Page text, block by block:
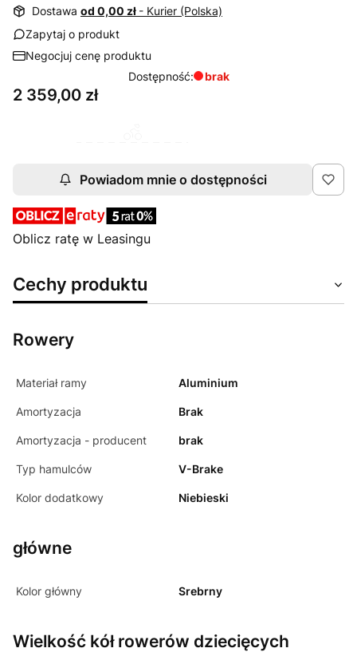
Dostawa od 0,00 zł - Kurier (Polska)
Zapytaj o produkt
Negocjuj cenę produktu
Dostępność:
brak
Cena
2 359,00 zł
Powiadom mnie o dostępności
Oblicz ratę w Leasingu
Cechy produktu
Rowery
Materiał ramy Aluminium
Amortyzacja Brak
Amortyzacja - producent brak
Typ hamulców V-Brake
Kolor dodatkowy Niebieski
główne
Kolor główny Srebrny
Wielkość kół rowerów dziecięcych